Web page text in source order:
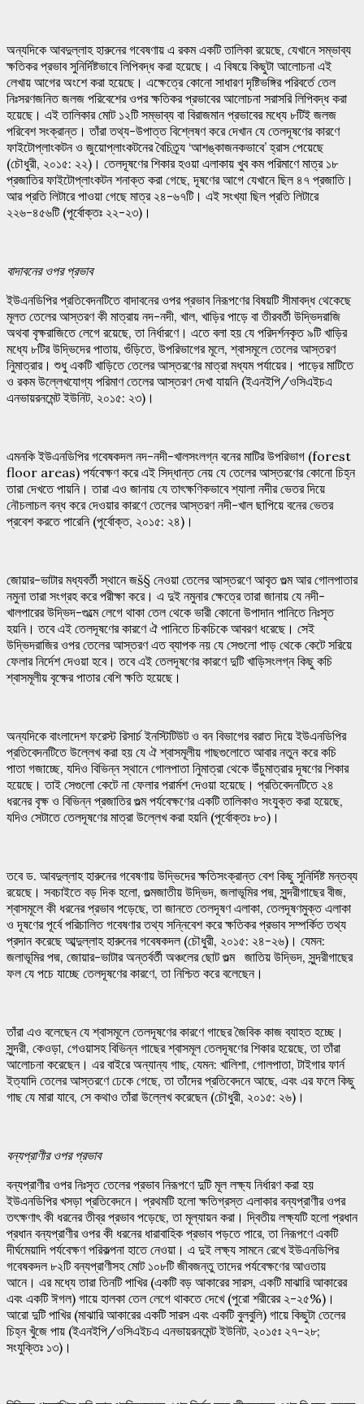
অন্যদিকে আবদুল্লাহ হারুনের গবেষণায় এ রকম একটি তালিকা রয়েছে, যেখানে সম্ভাব্য
ক্ষতিকর প্রভাব সুনির্দিষ্টভাবে লিপিবদ্ধ করা হয়েছে। এ বিষয়ে কিছুটা আলোচনা এই
লেখায় আগের অংশে করা হয়েছে। এক্ষেত্রে কোনো সাধারণ দৃষ্টিভঙ্গির পরিবর্তে তেল
নিঃসরণজনিত জলজ পরিবেশের ওপর ক্ষতিকর প্রভাবের আলোচনা সরাসরি লিপিবদ্ধ করা
হয়েছে। এই তালিকার মোট ১২টি সম্ভাব্য বা বিরাজমান প্রভাবের মধ্যে ৮টিই জলজ
পরিবেশ সংক্রান্ত। তাঁরা তথ্য-উপাত্ত বিশ্লেষণ করে দেখান যে তেলদূষণের কারণে
ফাইটোপ্লাংকটন ও জুয়োপ্লাংকটনের বৈচিত্র্য ‘আশঙ্কাজনকভাবে’ হ্রাস পেয়েছে
(চৌধুরী, ২০১৫: ২২)। তেলদূষণের শিকার হওয়া এলাকায় খুব কম পরিমাণে মাত্র ১৮
প্রজাতির ফাইটোপ্লাংকটন শনাক্ত করা গেছে, দূষণের আগে যেখানে ছিল ৪৭ প্রজাতি।
আর প্রতি লিটারে পাওয়া গেছে মাত্র ২৪-৬৭টি। এই সংখ্যা ছিল প্রতি লিটারে
২২৬-৪৫৬টি (পূর্বোক্তঃ ২২-২৩)।
বাদাবনেরওপরপ্রভাব
ইউএনডিপির প্রতিবেদনটিতে বাদাবনের ওপর প্রভাব নিরূপণের বিষয়টি সীমাবদ্ধ থেকেছে
মূলত তেলের আস্তরণ কী মাত্রায় নদ-নদী, খাল, খাড়ির পাড়ে বা তীরবর্তী উদ্ভিদরাজি
অথবা বৃক্ষরাজিতে লেগে রয়েছে, তা নির্ধারণে। এতে বলা হয় যে পরিদর্শনকৃত ৯টি খাড়ির
মধ্যে ৮টির উদ্ভিদের পাতায়, গুঁড়িতে, উপরিভাগের মূলে, শ্বাসমূলে তেলের আস্তরণ
নিুমাত্রার। শুধু একটি খাড়িতে তেলের আস্তরণের মাত্রা মধ্যম পর্যায়ের। পাড়ের মাটিতে
ও রকম উল্লেখযোগ্য পরিমাণ তেলের আস্তরণ দেখা যায়নি (ইএনইপি/ওসিএইচএ
এনভায়রনমেন্ট ইউনিট, ২০১৫: ২৩)।
এমনকি ইউএনডিপির গবেষকদল নদ-নদী-খালসংলগ্ন বনের মাটির উপরিভাগ (forest
floor areas) পর্যবেক্ষণ করে এই সিদ্ধান্ত নেয় যে তেলের আস্তরণের কোনো চিহ্ন
তারা দেখতে পায়নি। তারা এও জানায় যে তাৎক্ষণিকভাবে শ্যালা নদীর ভেতর দিয়ে
নৌচলাচল বন্ধ করে দেওয়ার কারণে তেলের আস্তরণ নদী-খাল ছাপিয়ে বনের ভেতর
প্রবেশ করতে পারেনি (পূর্বোক্ত, ২০১৫: ২৪)।
জোয়ার-ভাটার মধ্যবর্তী স্থানে জš§ নেওয়া তেলের আস্তরণে আবৃত গুল্ম আর গোলপাতার
নমুনা তারা সংগ্রহ করে পরীক্ষা করে। এ দুই নমুনার ক্ষেত্রে তারা জানায় যে নদী-
খালপারের উদ্ভিদ-গুল্মে লেগে থাকা তেল থেকে ভারী কোনো উপাদান পানিতে নিঃসৃত
হয়নি। তবে এই তেলদূষণের কারণে ঐ পানিতে চিকচিকে আবরণ ধরেছে। সেই
উদ্ভিদরাজির ওপর তেলের আস্তরণ এত ব্যাপক নয় যে সেগুলো পাড় থেকে কেটে সরিয়ে
ফেলার নির্দেশ দেওয়া হবে। তবে এই তেলদূষণের কারণে দুটি খাড়িসংলগ্ন কিছু কচি
শ্বাসমূলীয় বৃক্ষের পাতার বেশি ক্ষতি হয়েছে।
অন্যদিকে বাংলাদেশ ফরেস্ট রিসার্চ ইনস্টিটিউট ও বন বিভাগের বরাত দিয়ে ইউএনডিপির
প্রতিবেদনটিতে উল্লেখ করা হয় যে ঐ শ্বাসমূলীয় গাছগুলোতে আবার নতুন করে কচি
পাতা গজাচ্ছে, যদিও বিভিন্ন স্থানে গোলপাতা নিুমাত্রা থেকে উঁচুমাত্রার দূষণের শিকার
হয়েছে। তাই সেগুলো কেটে না ফেলার পরার্মশ দেওয়া হয়েছে। প্রতিবেদনটিতে ২৪
ধরনের বৃক্ষ ও বিভিন্ন প্রজাতির গুল্ম পর্যবেক্ষণের একটি তালিকাও সংযুক্ত করা হয়েছে,
যদিও সেটাতে তেলদূষণের মাত্রা উল্লেখ করা হয়নি (পূর্বোক্তঃ ৮০)।
তবে ড. আবদুল্লাহ হারুনের গবেষণায় উদ্ভিদের ক্ষতিসংক্রান্ত বেশ কিছু সুনির্দিষ্ট মন্তব্য
রয়েছে। সবচাইতে বড় দিক হলো, গুল্মজাতীয় উদ্ভিদ, জলাভূমির পদ্ম, সুন্দরীগাছের বীজ,
শ্বাসমূলে কী ধরনের প্রভাব পড়েছে, তা জানতে তেলদূষণ এলাকা, তেলদূষণমুক্ত এলাকা
ও দূষণের পূর্বে পরিচালিত গবেষণার তথ্য সন্নিবেশ করে ক্ষতিকর প্রভাব সম্পর্কিত তথ্য
প্রদান করেছে আব্দুল্লাহ হারুনের গবেষকদল (চৌধুরী, ২০১৫: ২৪-২৬)। যেমন:
জলাভূমির পদ্ম, জোয়ার-ভাটার অন্তর্বর্তী অঞ্চলের ছোট গুল্ম জাতিয় উদ্ভিদ, সুন্দরীগাছের
ফল যে পচে যাচ্ছে তেলদূষণের কারণে, তা নিশ্চিত করে বলেছেন।
তাঁরা এও বলেছেন যে শ্বাসমূলে তেলদূষণের কারণে গাছের জৈবিক কাজ ব্যাহত হচ্ছে।
সুন্দরী, কেওড়া, গেওয়াসহ বিভিন্ন গাছের শ্বাসমূল তেলদূষণের শিকার হয়েছে, তা তাঁরা
আলোচনা করেছেন। এর বাইরে অন্যান্য গাছ, যেমন: খালিশা, গোলপাতা, টাইগার ফার্ন
ইত্যাদি তেলের আস্তরণে ঢেকে গেছে, তা তাঁদের প্রতিবেদনে আছে, এবং এর ফলে কিছু
গাছ যে মারা যাবে, সে কথাও তাঁরা উল্লেখ করেছেন (চৌধুরী, ২০১৫: ২৬)।
বন্যপ্রাণীরওপরপ্রভাব
বন্যপ্রাণীর ওপর নিঃসৃত তেলের প্রভাব নিরূপণে দুটি মূল লক্ষ্য নির্ধারণ করা হয়
ইউএনডিপির খসড়া প্রতিবেদনে। প্রথমটি হলো ক্ষতিগ্রস্ত এলাকার বন্যপ্রাণীর ওপর
তৎক্ষণাৎ কী ধরনের তীব্র প্রভাব পড়েছে, তা মূল্যায়ন করা। দ্বিতীয় লক্ষ্যটি হলো প্রধান
প্রধান বন্যপ্রাণীর ওপর কী ধরনের ধারাবাহিক প্রভাব পড়তে পারে, তা নিরূপণে একটি
দীর্ঘমেয়াদি পর্যবেক্ষণ পরিকল্পনা হাতে নেওয়া। এ দুই লক্ষ্য সামনে রেখে ইউএনডিপির
গবেষকদল ৮২টি বন্যপ্রাণীসহ মোট ১০৮টি জীবজন্তু তাদের পর্যবেক্ষণের আওতায়
আনে। এর মধ্যে তারা তিনটি পাখির (একটি বড় আকারের সারস, একটি মাঝারি আকারের
এবং একটি ঈগল) গায়ে হালকা তেল লেগে থাকতে দেখে (পুরো শরীরের ২-২৫%)।
আরো দুটি পাখির (মাঝারি আকারের একটি সারস এবং একটি বুলবুলি) গায়ে কিছুটা তেলের
চিহ্ন খুঁজে পায় (ইএনইপি/ওসিএইচএ এনভায়রনমেন্ট ইউনিট, ২০১৫ঃ ২৭-২৮;
সংযুক্তিঃ ১৩)।